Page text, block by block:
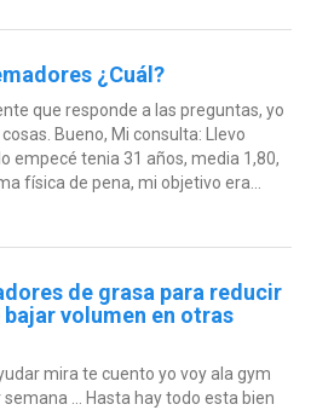
¿Cuál?
que responde a las preguntas, yo
Bueno, Mi consulta: Llevo
empecé tenia 31 años, media 1,80,
física de pena, mi objetivo era...
de grasa para reducir
volumen en otras
mira te cuento yo voy ala gym
... Hasta hay todo esta bien